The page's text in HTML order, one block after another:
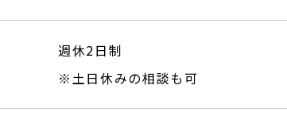
週休2日制
※土日休みの相談も可